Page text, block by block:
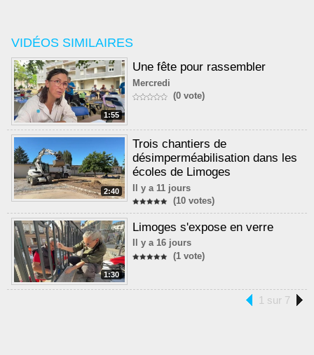
VIDÉOS SIMILAIRES
1:55
Une fête pour rassembler
Mercredi
(0 vote)
2:40
Trois chantiers de
désimperméabilisation dans les
écoles de Limoges
Il y a 11 jours
(10 votes)
1:30
Limoges s'expose en verre
Il y a 16 jours
(1 vote)
1 sur 7